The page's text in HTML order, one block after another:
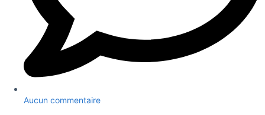
Aucun commentaire